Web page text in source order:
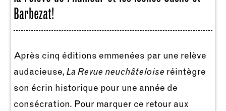
Barbezat!
Après cinq éditions emmenées par une relève
audacieuse, La Revue neuchâteloise réintègre
son écrin historique pour une année de
consécration. Pour marquer ce retour aux